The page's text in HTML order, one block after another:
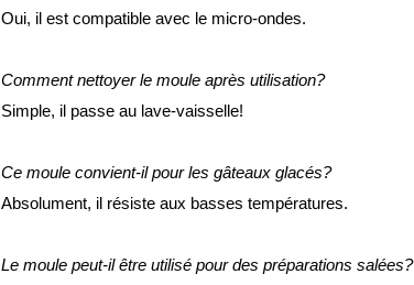
Oui, il est compatible avec le micro-ondes.
Comment nettoyer le moule après utilisation?
Simple, il passe au lave-vaisselle!
Ce moule convient-il pour les gâteaux glacés?
Absolument, il résiste aux basses températures.
Le moule peut-il être utilisé pour des préparations salées?